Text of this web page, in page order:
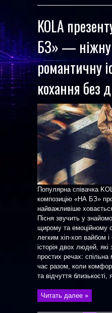
KOLA
БЗ» — ніжну
романтичну
кохання без
Популярна співачка
композицію «НА БЗ»
найважливіше
Пісня звучить у
щирому та емоційному
легким хіп-хоп вайбом
історія двох людей,
простих речах: спільна
час разом, коли
та відчуття близькості,
Читать далее »